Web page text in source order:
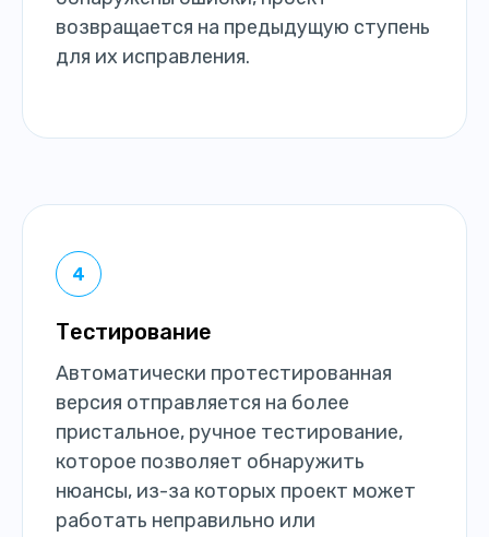
возвращается на предыдущую ступень
для их исправления.
Тестирование
Автоматически протестированная
версия отправляется на более
пристальное, ручное тестирование,
которое позволяет обнаружить
нюансы, из-за которых проект может
работать неправильно или